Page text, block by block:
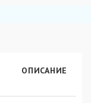
ОПИСАНИЕ